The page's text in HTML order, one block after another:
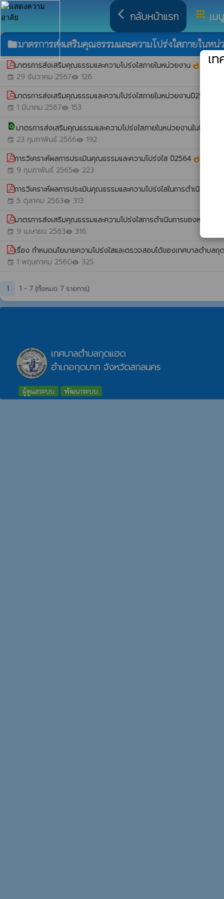
arrow_back_ios กลับหน้าแรก apps เม
folderมาตรการส่งเสริมคุณธรรมและความโปร่งใสภายในหน่
มาตรการส่งเสริมคุณธรรมและความโปร่งใสภายในหน่วยงาน whatshot
event 29 ธันวาคม 2567visibility 126
มาตรการส่งเสริมคุณธรรมและความโปร่งใสภายในหน่วยงานปี2566
event 1 มีนาคม 2567visibility 153
find_in_page มาตรการส่งเสริมคุณธรรมและความโปร่งใสภายในหน่วยงานในปีที่ผ่า
event 23 กุมภาพันธ์ 2566visibility 192
การวิเคราะห์ผลการประเมินคุณธรรมและความโปร่งใส ปี2564 whatshot
event 9 กุมภาพันธ์ 2565visibility 223
การวิเคราะห์ผลการประเมินคุณธรรมและความโปร่งใสในการดำเนินงาน
event 5 ตุลาคม 2563visibility 313
มาตรการส่งเสริมคุณธรรมและความโปร่งใสการดำเนินการของหน่วยง
event 9 เมษายน 2563visibility 316
เรื่อง กำหนดนโยบายความโปร่งใสและตรวจสอบได้ของเทศบาลตำบล
event 1 พฤษภาคม 2560visibility 325
1 1 - 7 (ทั้งหมด 7 รายการ)
เทศบาลตำบลกุดแฮด
อำเภอกุดบาก จังหวัดสกลนคร
ผู้ดูแลระบบ พัฒนาระบบ
เ